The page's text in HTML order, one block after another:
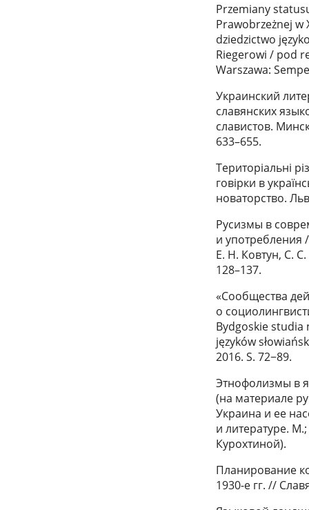
Przemiany
Prawobrzeżnej w
dziedzictwo
Riegerowi / pod
Warszawa:
Украинский
славянских
славистов.
633–655.
Територіальні
говірки в
новаторство.
Русизмы в
и употребления
Е. Н. Ковтун, С.
128–137.
«Сообщества
о
Bydgoskie studia
języków
2016. S. 72−89.
Этнофолизмы в
(на материале
Украина и ее
и литературе.
Курохтиной).
Планирование
1930-е гг. //